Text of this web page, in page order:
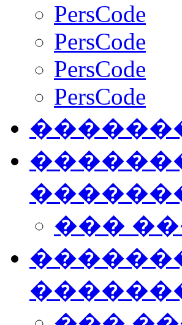
PersCode
PersCode
PersCode
PersCode
���